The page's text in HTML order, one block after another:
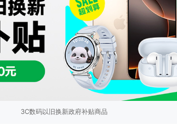
3C数码以旧换新政府补贴商品